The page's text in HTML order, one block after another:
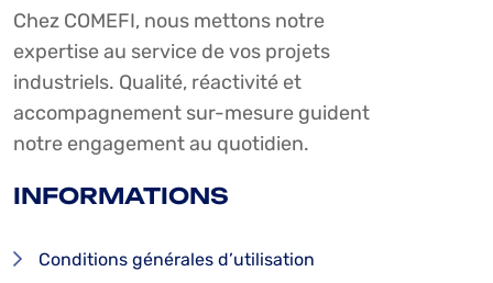
Chez COMEFI, nous mettons notre
expertise au service de vos projets
industriels. Qualité, réactivité et
accompagnement sur-mesure guident
notre engagement au quotidien.
INFORMATIONS
Conditions générales d’utilisation